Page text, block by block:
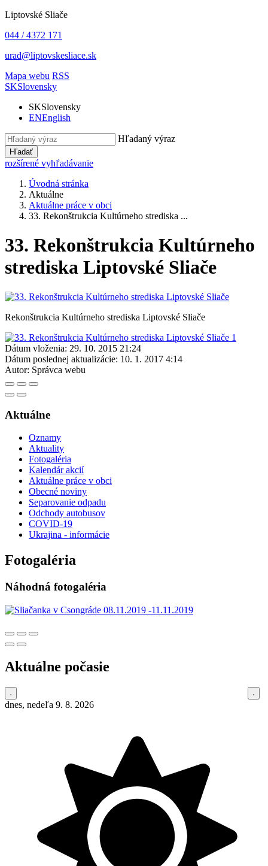
Liptovské Sliače
044 / 4372 171
urad@liptovskesliace.sk
Mapa webu RSS
SKSlovensky
SKSlovensky
ENEnglish
Hľadaný výraz
Hľadať
rozšírené vyhľadávanie
Úvodná stránka
Aktuálne
Aktuálne práce v obci
33. Rekonštrukcia Kultúrneho strediska ...
33. Rekonštrukcia Kultúrneho
strediska Liptovské Sliače
Rekonštrukcia Kultúrneho strediska Liptovské Sliače
Dátum vloženia: 29. 10. 2015 21:24
Dátum poslednej aktualizácie: 10. 1. 2017 4:14
Autor: Správca webu
Aktuálne
Oznamy
Aktuality
Fotogaléria
Kalendár akcií
Aktuálne práce v obci
Obecné noviny
Separovanie odpadu
Odchody autobusov
COVID-19
Ukrajina - informácie
Fotogaléria
Náhodná fotogaléria
Aktuálne počasie
dnes, nedeľa 9. 8. 2026